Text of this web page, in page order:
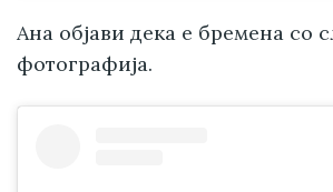
Ана објави дека е бремена со
фотографија.